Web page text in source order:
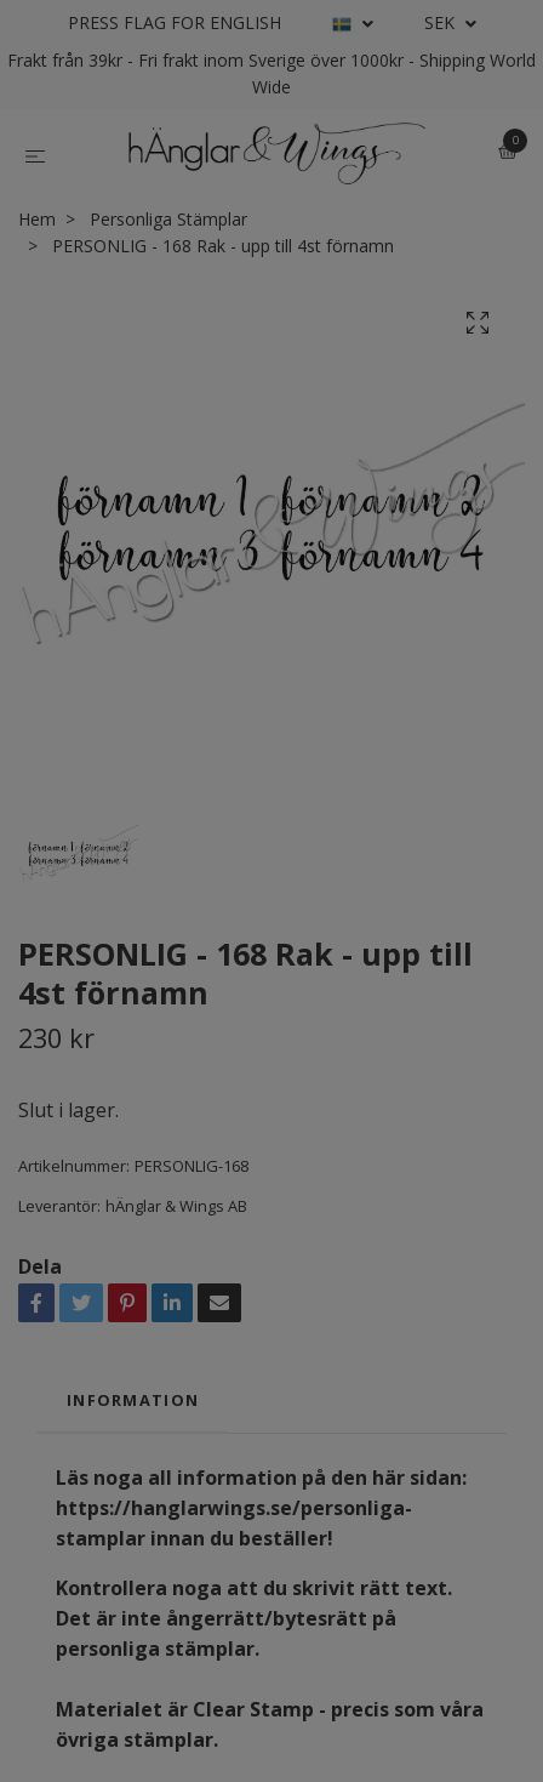
PRESS FLAG FOR ENGLISH
SEK
Frakt från 39kr - Fri frakt inom Sverige över 1000kr - Shipping World
Wide
0
Hem
Personliga Stämplar
PERSONLIG - 168 Rak - upp till 4st förnamn
PERSONLIG - 168 Rak - upp till
4st förnamn
230 kr
Slut i lager.
Artikelnummer: PERSONLIG-168
Leverantör: hÄnglar & Wings AB
Dela
INFORMATION
Läs noga all information på den här sidan:
https://hanglarwings.se/personliga-
stamplar innan du beställer!
Kontrollera noga att du skrivit rätt text.
Det är inte ångerrätt/bytesrätt på
personliga stämplar.
Materialet är Clear Stamp - precis som våra
övriga stämplar.